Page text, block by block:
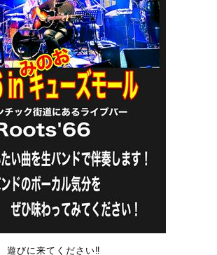
遊びに来てください‼️